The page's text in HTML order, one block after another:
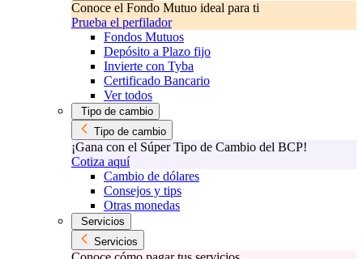
Conoce el Fondo Mutuo ideal para ti
Prueba el perfilador
Fondos Mutuos
Depósito a Plazo fijo
Invierte con Tyba
Certificado Bancario
Ver todos
Tipo de cambio
Tipo de cambio
¡Gana con el Súper Tipo de Cambio del BCP!
Cotiza aquí
Cambio de dólares
Consejos y tips
Otras monedas
Servicios
Servicios